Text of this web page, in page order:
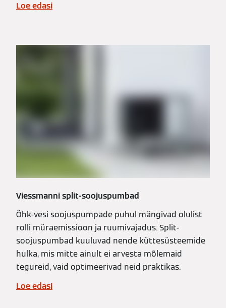
Loe edasi
Viessmanni split-soojuspumbad
Õhk-vesi soojuspumpade puhul mängivad olulist
rolli müraemissioon ja ruumivajadus. Split-
soojuspumbad kuuluvad nende küttesüsteemide
hulka, mis mitte ainult ei arvesta mõlemaid
tegureid, vaid optimeerivad neid praktikas.
Loe edasi